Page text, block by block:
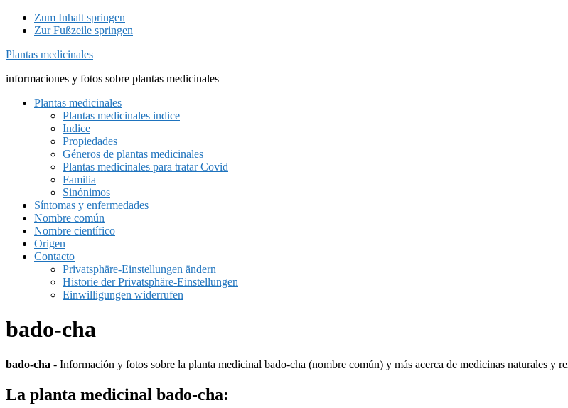
Zum Inhalt springen
Zur Fußzeile springen
Plantas medicinales
informaciones y fotos sobre plantas medicinales
Plantas medicinales
Plantas medicinales indice
Indice
Propiedades
Géneros de plantas medicinales
Plantas medicinales para tratar Covid
Familia
Sinónimos
Síntomas y enfermedades
Nombre común
Nombre científico
Origen
Contacto
Privatsphäre-Einstellungen ändern
Historie der Privatsphäre-Einstellungen
Einwilligungen widerrufen
bado-cha
bado-cha - Información y fotos sobre la planta medicinal bado-cha (nombre común) y más acerca de medicinas naturales y
La planta medicinal bado-cha: